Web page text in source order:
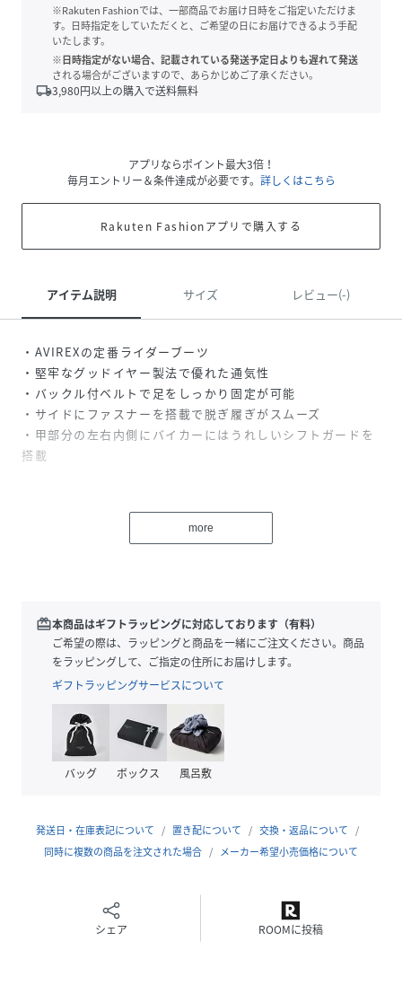
※Rakuten Fashionでは、一部商品でお届け日時をご指定いただけま
す。日時指定をしていただくと、ご希望の日にお届けできるよう手配
いたします。
※日時指定がない場合、記載されている発送予定日よりも遅れて発送
される場合がございますので、あらかじめご了承ください。
local_shipping3,980円以上の購入で送料無料
アプリならポイント最大3倍！
毎月エントリー＆条件達成が必要です。 詳しくはこちら
Rakuten Fashionアプリで購入する
アイテム説明 サイズ レビュー(-)
・AVIREXの定番ライダーブーツ
・堅牢なグッドイヤー製法で優れた通気性
・バックル付ベルトで足をしっかり固定が可能
・サイドにファスナーを搭載で脱ぎ履ぎがスムーズ
・甲部分の左右内側にバイカーにはうれしいシフトガードを
搭載
本格的なミリタリーウェアが持つ機能性とデザインをレディ
ースカジュアルに投影したライン。
■お使いのパソコンのモニターによって、実物商品とカラー
が異なって 見える場合があります。誠に申し訳ございません
が、ご理解下さいます様お願いいたします。
■当ショップの在庫数は 直営店舗の商品も含まれています。
在庫数が日々変動する為、ご注文頂いた時点で在庫が完売に
なっている場合がございます。
■サイズ表は、製品の生地や織りなどの特性により、多少の
等若干異なる場合がございます。
more
redeem本商品はギフトラッピングに対応しております（有料）
ご希望の際は、ラッピングと商品を一緒にご注文ください。商品
をラッピングして、ご指定の住所にお届けします。
ギフトラッピングサービスについて
バッグ ボックス 風呂敷
発送日・在庫表記について 置き配について
交換・返品について
同時に複数の商品を注文された場合
メーカー希望小売価格について
シェア ROOMに投稿